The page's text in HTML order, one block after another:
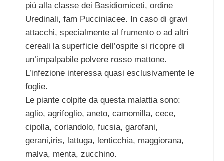
più alla classe dei Basidiomiceti, ordine
Uredinali, fam Pucciniacee. In caso di gravi
attacchi, specialmente al frumento o ad altri
cereali la superficie dell’ospite si ricopre di
un’impalpabile polvere rosso mattone.
L’infezione interessa quasi esclusivamente le
foglie.
Le piante colpite da questa malattia sono:
aglio, agrifoglio, aneto, camomilla, cece,
cipolla, coriandolo, fucsia, garofani,
gerani,iris, lattuga, lenticchia, maggiorana,
malva, menta, zucchino.